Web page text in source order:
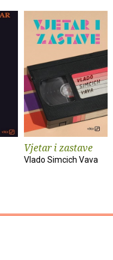
Vjetar i zastave
Vlado Simcich Vava